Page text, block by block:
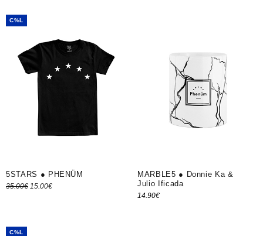
C%L
5STARS ● PHENÜM
35.00€ Le prix
15.00€Le prix
MARBLE5 ● Donnie Ka &
Julio Ificada
14.90€
C%L